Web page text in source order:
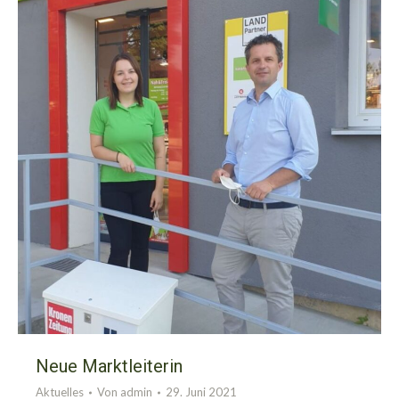
Neue Marktleiterin
Aktuelles Von admin 29. Juni 2021